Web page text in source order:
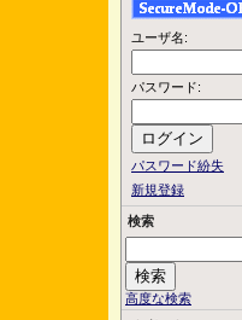
ユーザ名:
パスワード:
パスワード紛失
新規登録
検索
高度な検索